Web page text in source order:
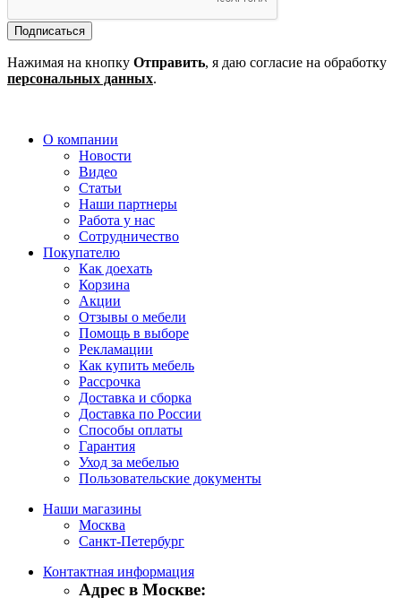
Подписаться
Нажимая на кнопку Отправить, я даю согласие на обработку
персональных данных.
О компании
Новости
Видео
Статьи
Наши партнеры
Работа у нас
Сотрудничество
Покупателю
Как доехать
Корзина
Акции
Отзывы о мебели
Помощь в выборе
Рекламации
Как купить мебель
Рассрочка
Доставка и сборка
Доставка по России
Способы оплаты
Гарантия
Уход за мебелью
Пользовательские документы
Наши магазины
Москва
Санкт-Петербург
Контактная информация
Адрес в Москве: